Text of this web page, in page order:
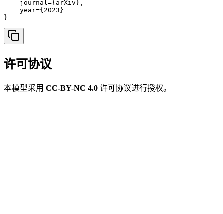
    journal={arXiv},
    year={2023}
}
许可协议
本模型采用 CC-BY-NC 4.0 许可协议进行授权。